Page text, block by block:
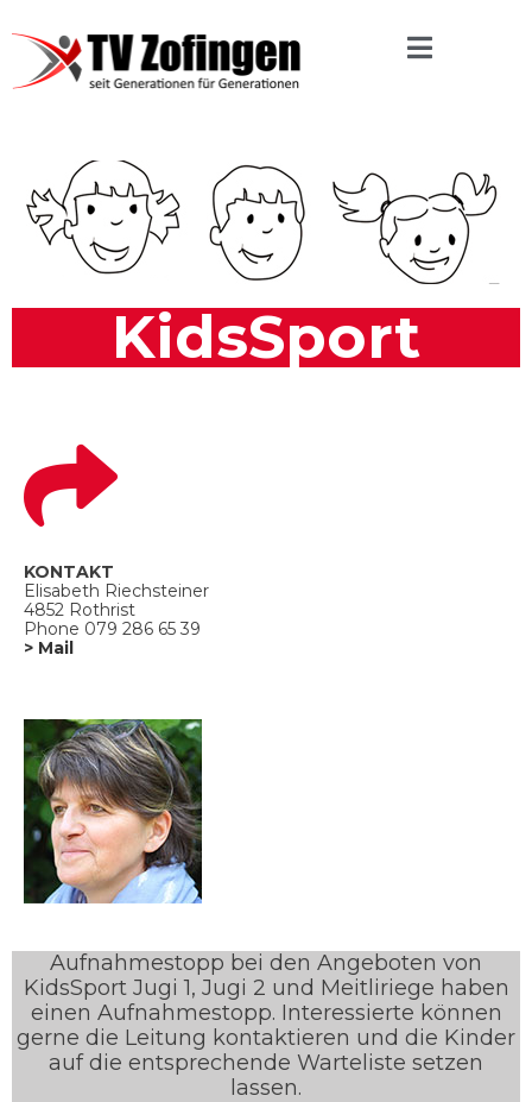
KidsSport
KONTAKT
Elisabeth Riechsteiner
4852 Rothrist
Phone 079 286 65 39
> Mail
Aufnahmestopp bei den Angeboten von
KidsSport Jugi 1, Jugi 2 und Meitliriege haben
einen Aufnahmestopp. Interessierte können
gerne die Leitung kontaktieren und die Kinder
auf die entsprechende Warteliste setzen
lassen.